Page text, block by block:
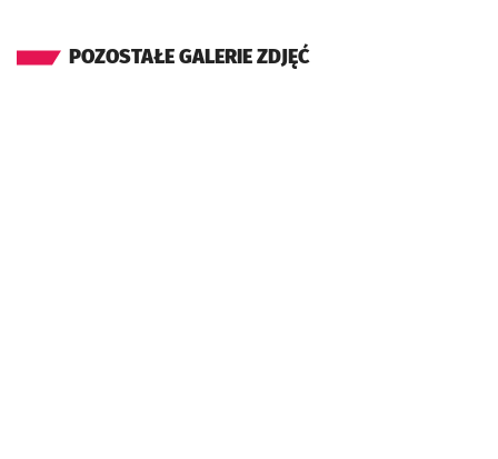
POZOSTAŁE GALERIE ZDJĘĆ